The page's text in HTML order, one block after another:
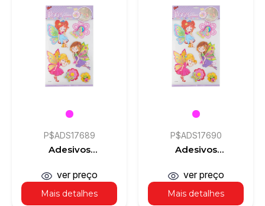
P$ADS17689
Adesivos
Mais detalhes
ver preço
P$ADS17690
Adesivos
Mais detalhes
ver preço